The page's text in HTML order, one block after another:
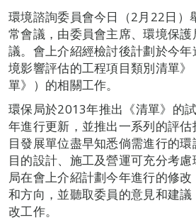
環境諮詢委員會今日（2月22日）
常會議，由委員會主席、環境保
議。會上介紹經檢討後計劃於今
境影響評估的工程項目類別清單
單》）的相關工作。
環保局於2013年推出《清單》的
年進行更新，並推出一系列的評
目發展單位盡早知悉倘需進行的
目的設計、施工及營運可充分考
局在會上介紹計劃今年進行的修
和方向，並聽取委員的意見和建
改工作。